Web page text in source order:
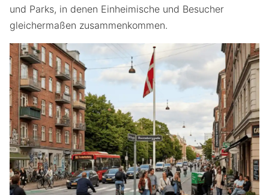
und Parks, in denen Einheimische und Besucher
gleichermaßen zusammenkommen.